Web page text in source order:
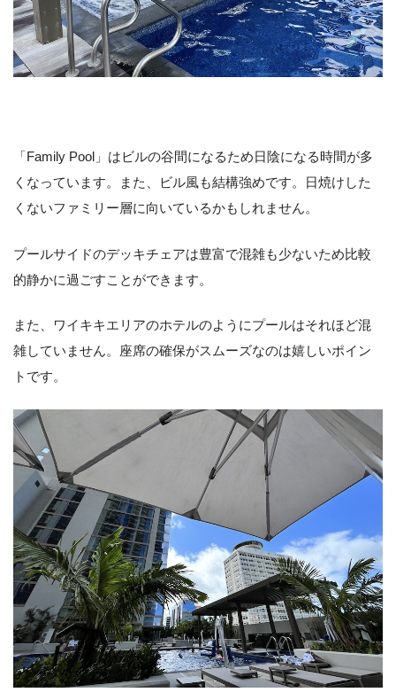
「Family Pool」はビルの谷間になるため日陰になる時間が多
くなっています。また、ビル風も結構強めです。日焼けした
くないファミリー層に向いているかもしれません。
プールサイドのデッキチェアは豊富で混雑も少ないため比較
的静かに過ごすことができます。
また、ワイキキエリアのホテルのようにプールはそれほど混
雑していません。座席の確保がスムーズなのは嬉しいポイン
トです。